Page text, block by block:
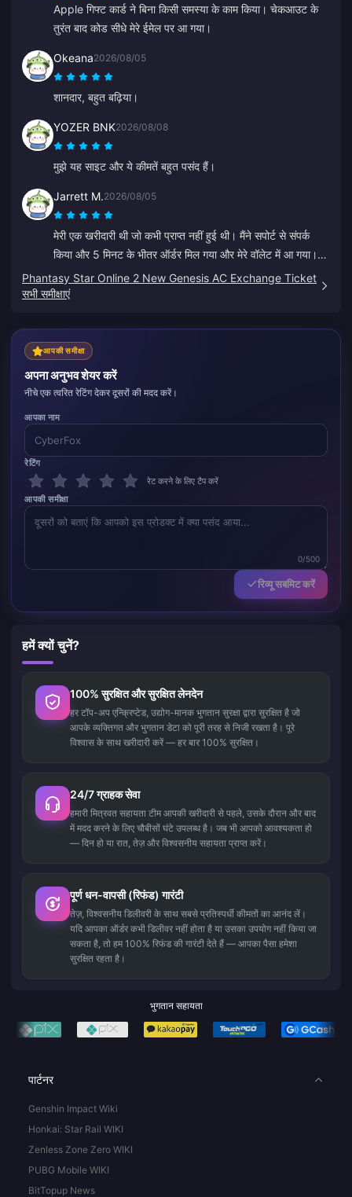
Apple गिफ्ट कार्ड ने बिना किसी समस्या के काम किया। चेकआउट के
तुरंत बाद कोड सीधे मेरे ईमेल पर आ गया।
Okeana2026/08/05
शानदार, बहुत बढ़िया।
YOZER BNK2026/08/08
मुझे यह साइट और ये कीमतें बहुत पसंद हैं।
Jarrett M.2026/08/05
मेरी एक खरीदारी थी जो कभी प्राप्त नहीं हुई थी। मैंने सपोर्ट से संपर्क
किया और 5 मिनट के भीतर ऑर्डर मिल गया और मेरे वॉलेट में आ गया।
बहुत ही पेशेवर और विनम्र। मैं टॉप-अप के लिए सभी को इस जगह की
सलाह देता हूँ।
Phantasy Star Online 2 New Genesis AC Exchange Ticket
सभी समीक्षाएं
आपकी समीक्षा
अपना अनुभव शेयर करें
नीचे एक त्वरित रेटिंग देकर दूसरों की मदद करें।
आपका नाम
रेटिंग
रेट करने के लिए टैप करें
आपकी समीक्षा
0/500
रिव्यू सबमिट करें
हमें क्यों चुनें?
100% सुरक्षित और सुरक्षित लेनदेन
हर टॉप-अप एन्क्रिप्टेड, उद्योग-मानक भुगतान सुरक्षा द्वारा सुरक्षित है जो
आपके व्यक्तिगत और भुगतान डेटा को पूरी तरह से निजी रखता है। पूरे
विश्वास के साथ खरीदारी करें — हर बार 100% सुरक्षित।
24/7 ग्राहक सेवा
हमारी मित्रवत सहायता टीम आपकी खरीदारी से पहले, उसके दौरान और बाद
में मदद करने के लिए चौबीसों घंटे उपलब्ध है। जब भी आपको आवश्यकता हो
— दिन हो या रात, तेज़ और विश्वसनीय सहायता प्राप्त करें।
पूर्ण धन-वापसी (रिफंड) गारंटी
तेज़, विश्वसनीय डिलीवरी के साथ सबसे प्रतिस्पर्धी कीमतों का आनंद लें।
यदि आपका ऑर्डर कभी डिलीवर नहीं होता है या उसका उपयोग नहीं किया जा
सकता है, तो हम 100% रिफंड की गारंटी देते हैं — आपका पैसा हमेशा
सुरक्षित रहता है।
भुगतान सहायता
पार्टनर
Genshin Impact Wiki
Honkai: Star Rail WIKI
Zenless Zone Zero WIKI
PUBG Mobile WIKI
BitTopup News